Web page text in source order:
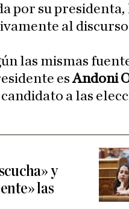
por su presidenta,
al
las mismas
esAndoni
a las
y
las